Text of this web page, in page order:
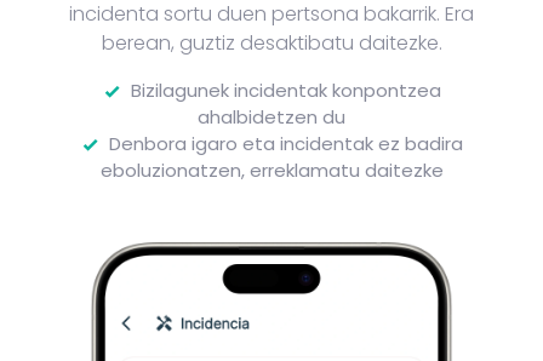
incidenta sortu duen pertsona bakarrik. Era
berean, guztiz desaktibatu daitezke.
Bizilagunek incidentak konpontzea
ahalbidetzen du
Denbora igaro eta incidentak ez badira
eboluzionatzen, erreklamatu daitezke